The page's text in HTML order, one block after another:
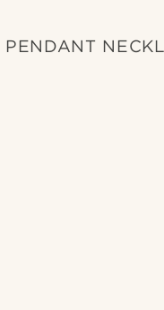
PENDANT